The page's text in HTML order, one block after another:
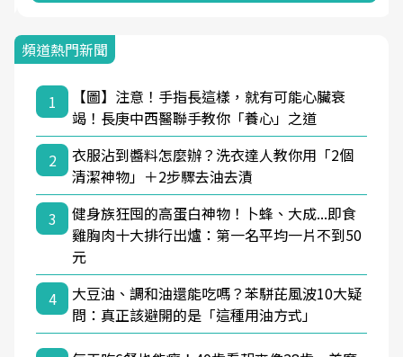
頻道熱門新聞
1
【圖】注意！手指長這樣，就有可能心臟衰
竭！長庚中西醫聯手教你「養心」之道
2
衣服沾到醬料怎麼辦？洗衣達人教你用「2個
清潔神物」＋2步驟去油去漬
3
健身族狂囤的高蛋白神物！卜蜂、大成...即食
雞胸肉十大排行出爐：第一名平均一片不到50
元
4
大豆油、調和油還能吃嗎？苯駢芘風波10大疑
問：真正該避開的是「這種用油方式」